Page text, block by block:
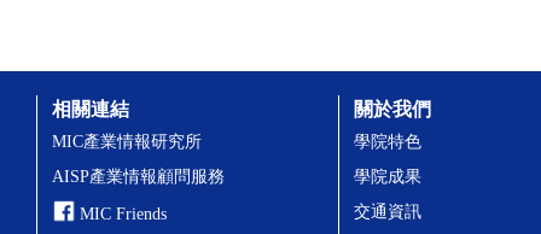
相關連結
MIC產業情報研究所
AISP產業情報顧問服務
MIC Friends
關於我們
學院特色
學院成果
交通資訊